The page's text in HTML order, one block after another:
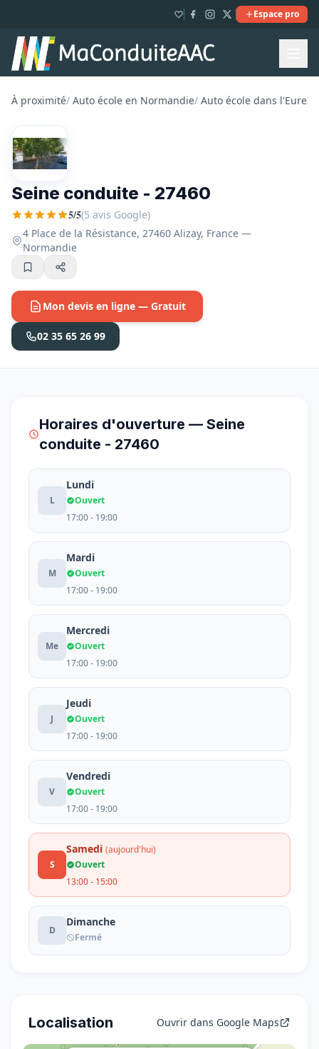
Espace pro
À proximité/ Auto école en Normandie/ Auto école dans l'Eure/
Seine conduite - 27460
5/5(5 avis Google)
4 Place de la Résistance, 27460 Alizay, France —
Normandie
Mon devis en ligne — Gratuit
02 35 65 26 99
Horaires d'ouverture — Seine
conduite - 27460
L
Lundi
Ouvert
17:00 - 19:00
M
Mardi
Ouvert
17:00 - 19:00
Me
Mercredi
Ouvert
17:00 - 19:00
J
Jeudi
Ouvert
17:00 - 19:00
V
Vendredi
Ouvert
17:00 - 19:00
S
Samedi (aujourd'hui)
Ouvert
13:00 - 15:00
D
Dimanche
Fermé
Localisation Ouvrir dans Google Maps